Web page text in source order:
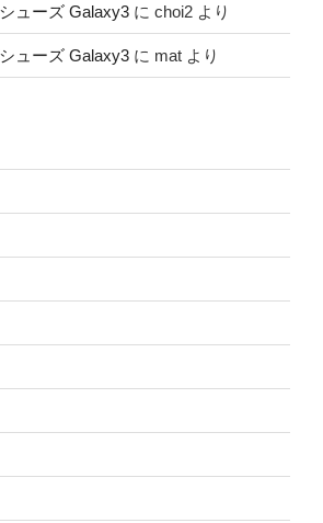
ューズ Galaxy3 に choi2 より
ューズ Galaxy3 に mat より